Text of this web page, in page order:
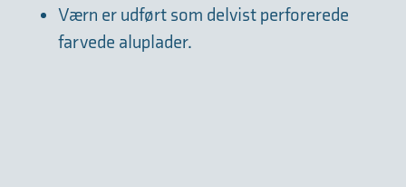
Værn er udført som delvist perforerede
farvede aluplader.